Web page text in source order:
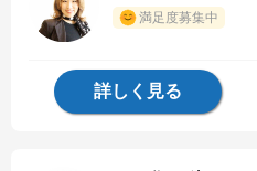
満足度募集中
詳しく見る